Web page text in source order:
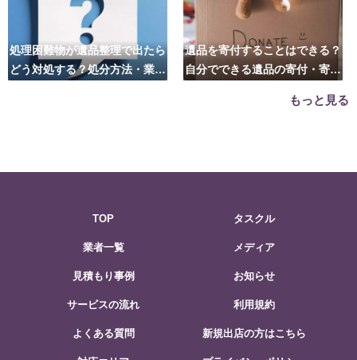
処理困難物が遺品整理で出たら
どう対処する？処分方法・業者
遺品を寄付することはできる？
自分でできる遺品の寄付・寄贈
もっと見る
TOP
業者一覧
見積もり事例
サービスの流れ
よくある質問
タスクル
メディア
お知らせ
利用規約
新規出店の方はこちら